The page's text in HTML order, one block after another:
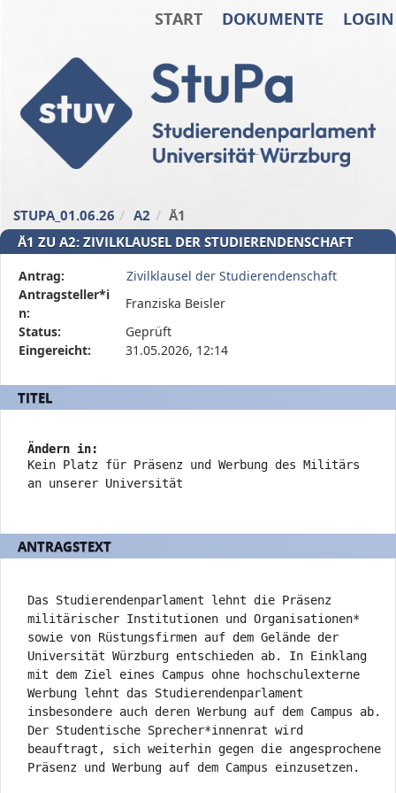
START DOKUMENTE LOGIN
Startseite
STUPA_01.06.26 A2
Ä1
Ä1 ZU A2: ZIVILKLAUSEL DER STUDIERENDENSCHAFT
Diese
Tabelle
beschreibt
den
Status,
Antragstellerin
und
Rahmendaten
zum
Änderungsantrag
Antrag:
Zivilklausel der Studierendenschaft
Antragsteller*i
n:
Franziska Beisler
Status:
Geprüft
Eingereicht:
31.05.2026, 12:14
TITEL
Ändern in:
Kein Platz für Präsenz und Werbung des Militärs
an unserer Universität
ANTRAGSTEXT
Das Studierendenparlament lehnt die Präsenz
militärischer Institutionen und Organisationen*
sowie von Rüstungsfirmen auf dem Gelände der
Universität Würzburg entschieden ab.
In Einklang
mit dem Ziel eines Campus ohne hochschulexterne
Werbung lehnt das Studierendenparlament
insbesondere auch deren Werbung auf dem Campus ab.
Der Studentische Sprecher*innenrat wird
beauftragt, sich weiterhin gegen die angesprochene
Präsenz und Werbung auf dem Campus einzusetzen.